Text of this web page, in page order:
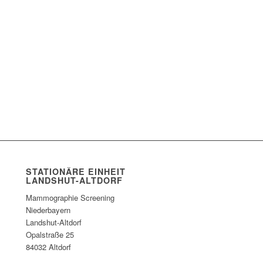
STATIONÄRE EINHEIT
LANDSHUT-ALTDORF
Mammographie Screening
Niederbayern
Landshut-Altdorf
Opalstraße 25
84032 Altdorf